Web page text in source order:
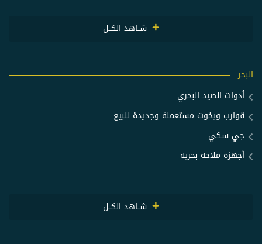
شــاهد الكــل
البحر
أدوات الصيد البحري
قوارب ويخوت مستعملة وجديدة للبيع
جي سكي
أجهزه ملاحه بحريه
شــاهد الكــل